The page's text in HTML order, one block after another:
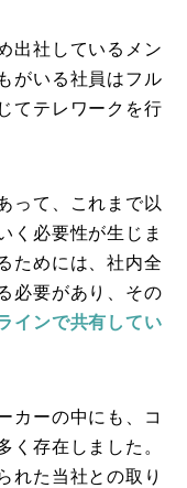
出社しているメン
がいる社員はフル
てテレワークを行
って、これまで以
く必要性が生じま
ためには、社内全
必要があり、その
インで共有してい
カーの中にも、コ
く存在しました。
れた当社との取り